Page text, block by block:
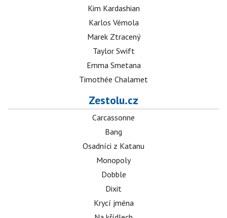
Kim Kardashian
Karlos Vémola
Marek Ztracený
Taylor Swift
Emma Smetana
Timothée Chalamet
Zestolu.cz
Carcassonne
Bang
Osadníci z Katanu
Monopoly
Dobble
Dixit
Krycí jména